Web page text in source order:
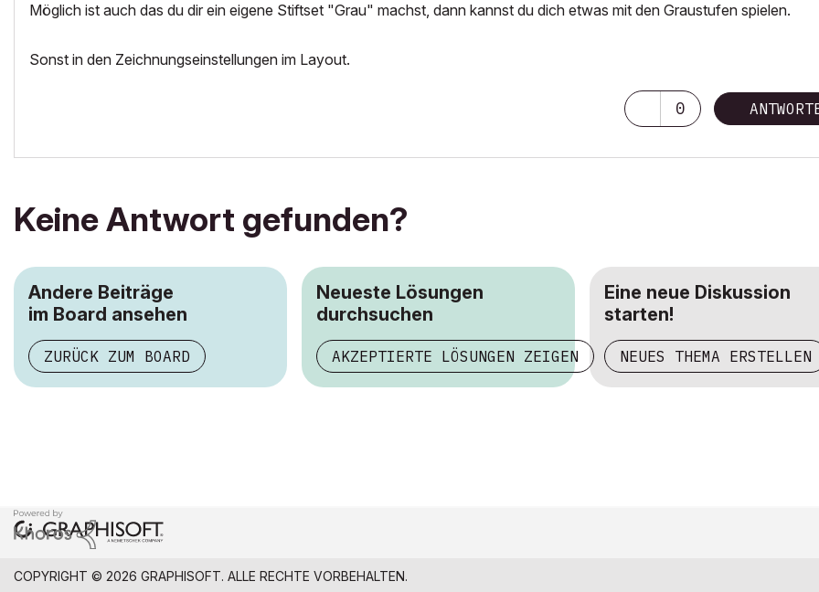
Möglich ist auch das du dir ein eigene Stiftset "Grau" machst, dann kannst du dich etwas mit den Graustufen spielen.
Sonst in den Zeichnungseinstellungen im Layout.
0
Keine Antwort gefunden?
Andere Beiträge
im Board ansehen
ZURÜCK ZUM BOARD
Neueste Lösungen
durchsuchen
AKZEPTIERTE LÖSUNGEN ZEIGEN
Eine neue Diskussion
starten!
NEUES THEMA ERSTELLEN
COPYRIGHT © 2026 GRAPHISOFT. ALLE RECHTE VORBEHALTEN.